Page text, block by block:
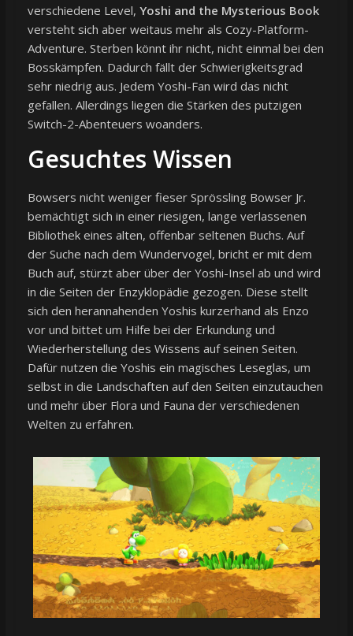
verschiedene Level, Yoshi and the Mysterious Book
versteht sich aber weitaus mehr als Cozy-Platform-
Adventure. Sterben könnt ihr nicht, nicht einmal bei den
Bosskämpfen. Dadurch fällt der Schwierigkeitsgrad
sehr niedrig aus. Jedem Yoshi-Fan wird das nicht
gefallen. Allerdings liegen die Stärken des putzigen
Switch-2-Abenteuers woanders.
Gesuchtes Wissen
Bowsers nicht weniger fieser Sprössling Bowser Jr.
bemächtigt sich in einer riesigen, lange verlassenen
Bibliothek eines alten, offenbar seltenen Buchs. Auf
der Suche nach dem Wundervogel, bricht er mit dem
Buch auf, stürzt aber über der Yoshi-Insel ab und wird
in die Seiten der Enzyklopädie gezogen. Diese stellt
sich den herannahenden Yoshis kurzerhand als Enzo
vor und bittet um Hilfe bei der Erkundung und
Wiederherstellung des Wissens auf seinen Seiten.
Dafür nutzen die Yoshis ein magisches Leseglas, um
selbst in die Landschaften auf den Seiten einzutauchen
und mehr über Flora und Fauna der verschiedenen
Welten zu erfahren.